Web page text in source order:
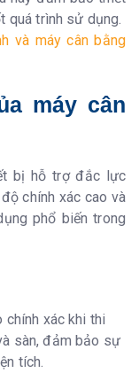
quá trình sử dụng.
và máy cân bằng
máy cân
bị hỗ trợ đắc lực
chính xác cao và
phổ biến trong
xác khi thi
sàn, đảm bảo sự
tích.